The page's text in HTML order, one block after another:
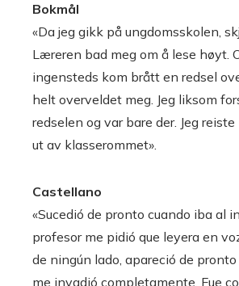
Bokmål
«Da jeg gikk på ungdomsskolen,
Læreren bad meg om å lese høyt.
ingensteds kom brått en redsel
helt overveldet meg. Jeg liksom
redselen og var bare der. Jeg
ut av klasserommet».
Castellano
«Sucedió de pronto cuando iba al
profesor me pidió que leyera en
de ningún lado, apareció de pronto
me invadió completamente. Fue